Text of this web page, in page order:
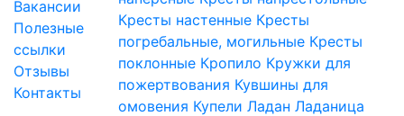
Вакансии
Полезные
ссылки
Отзывы
Контакты
Кресты настенные Кресты
погребальные, могильные Кресты
поклонные Кропило Кружки для
пожертвования Кувшины для
омовения Купели Ладан Ладаница